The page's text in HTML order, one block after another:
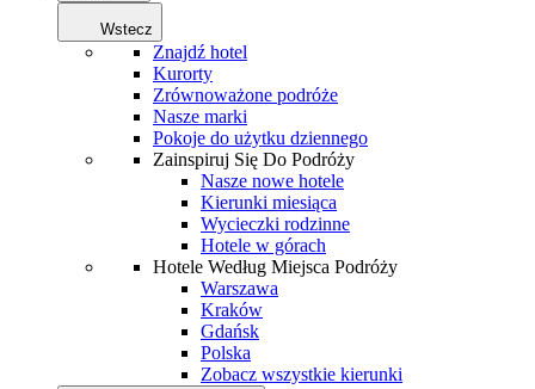
Wstecz
Znajdź hotel
Kurorty
Zrównoważone podróże
Nasze marki
Pokoje do użytku dziennego
Zainspiruj Się Do Podróży
Nasze nowe hotele
Kierunki miesiąca
Wycieczki rodzinne
Hotele w górach
Hotele Według Miejsca Podróży
Warszawa
Kraków
Gdańsk
Polska
Zobacz wszystkie kierunki